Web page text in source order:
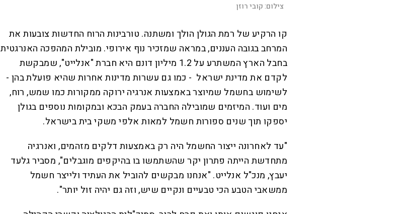
צילום:קובי רוזן
קו הרקיע של רמת הגולן הולך ומשתנה. טורבינות הרוח החדשות צובעות את
המרחב בגובה העננים, במראה שמזכיר נוף אירופי. מובילת המהפכה האנרגטית
בחבל הארץ המשתרע על 1.2 מיליון דונם היא חברת "אנלייט", שמבקשת
לקדם את מדינת ישראל - כמו גם עשרות מדינות אחרות שהיא פועלת בהן -
לשימוש בחשמל שמיוצר באמצעות אנרגיה ירוקה ממקורות כמו שמש, רוח,
מים ועוד. המיזמים שמובילה החברה בעמק הבכא ובמקומות נוספים בגולן
יספקו תוך שנים ספורות חשמל למאות אלפי משקי בית בישראל.
"עד לאחרונה ייצור החשמל היה רק באמצעות דלקים מזהמים, ואנרגיה
מתחדשת הייתה פתרון יקר שהשתמשו בו בהיקפים מוגבלים", מסביר גלעד
יעבץ, מנכ"ל אנלייט. "אנחנו מבקשים להוביל את העתיד ולייצר חשמל
ממשאבי הטבע הכי טבעיים ונקיים שיש, וזה גם יהיה זול יותר".